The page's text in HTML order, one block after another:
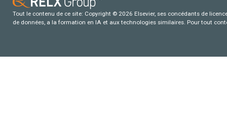
Tout le contenu de ce site: Copyright © 2026 Elsevier, ses concédants de
de données, a la formation en IA et aux technologies similaires. Pour tout